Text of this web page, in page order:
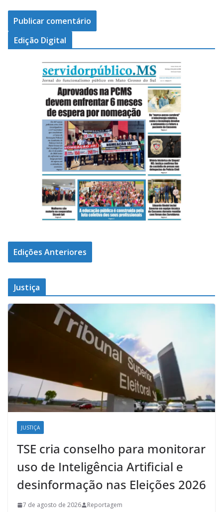
Edição Digital
Edições Anteriores
Justiça
JUSTIÇA
TSE cria conselho para monitorar
uso de Inteligência Artificial e
desinformação nas Eleições 2026
7 de agosto de 2026 Reportagem